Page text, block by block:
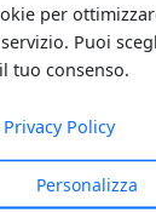
per
Puoi
tuo consenso.
Privacy Policy
Personalizza
la SEO nel
la visibilità